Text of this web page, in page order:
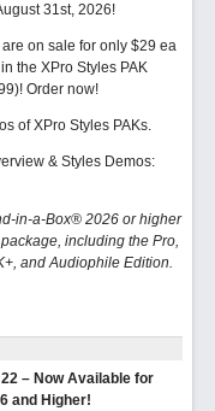
31st, 2026!
on sale for only $29 ea
the XPro Styles PAK
Order now!
of XPro Styles PAKs.
& Styles Demos:
in-a-Box® 2026 or higher
including the Pro,
and Audiophile Edition.
– Now Available for
and Higher!